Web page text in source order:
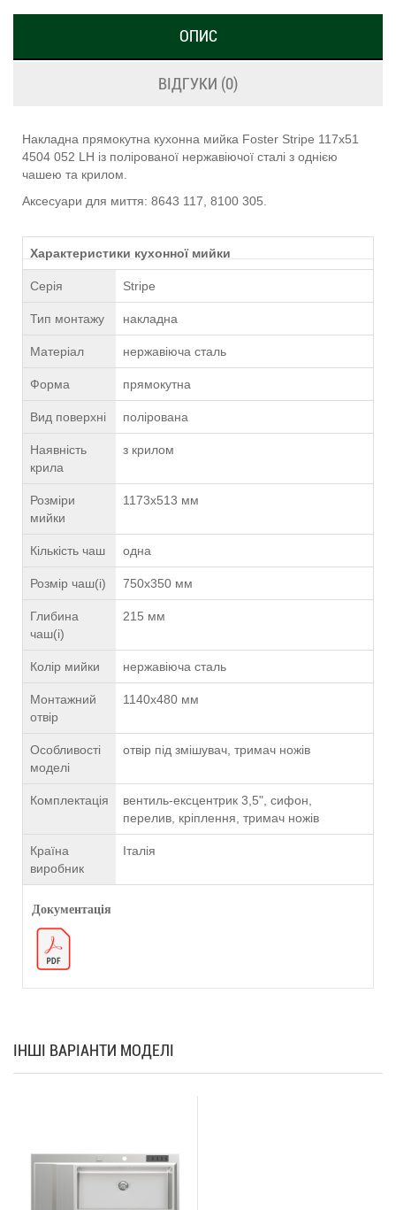
ОПИС
ВІДГУКИ (0)
Накладна прямокутна кухонна мийка Foster Stripe 117х51
4504 052 LH із полірованої нержавіючої сталі з однією
чашею та крилом.
Аксесуари для миття: 8643 117, 8100 305.
Характеристики кухонної мийки
Серія Stripe
Тип монтажу накладна
Матеріал нержавіюча сталь
Форма прямокутна
Вид поверхні полірована
Наявність
крила
з крилом
Розміри
мийки
1173х513 мм
Кількість чаш одна
Розмір чаш(і) 750х350 мм
Глибина
чаш(і)
215 мм
Колір мийки нержавіюча сталь
Монтажний
отвір
1140х480 мм
Особливості
моделі
отвір під змішувач, тримач ножів
Комплектація
вентиль-ексцентрик 3,5", сифон,
перелив, кріплення, тримач ножів
Країна
виробник
Італія
Документація
ІНШІ ВАРІАНТИ МОДЕЛІ